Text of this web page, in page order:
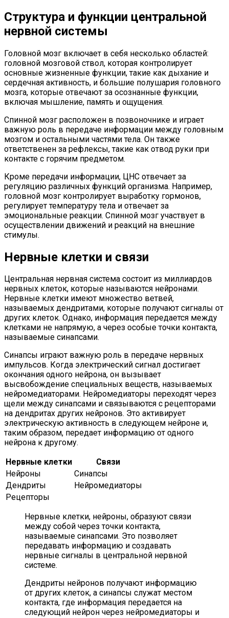
Структура и функции центральной
нервной системы
Головной мозг включает в себя несколько областей:
головной мозговой ствол, которая контролирует
основные жизненные функции, такие как дыхание и
сердечная активность, и большие полушария головного
мозга, которые отвечают за осознанные функции,
включая мышление, память и ощущения.
Спинной мозг расположен в позвоночнике и играет
важную роль в передаче информации между головным
мозгом и остальными частями тела. Он также
ответственен за рефлексы, такие как отвод руки при
контакте с горячим предметом.
Кроме передачи информации, ЦНС отвечает за
регуляцию различных функций организма. Например,
головной мозг контролирует выработку гормонов,
регулирует температуру тела и отвечает за
эмоциональные реакции. Спинной мозг участвует в
осуществлении движений и реакций на внешние
стимулы.
Нервные клетки и связи
Центральная нервная система состоит из миллиардов
нервных клеток, которые называются нейронами.
Нервные клетки имеют множество ветвей,
называемых дендритами, которые получают сигналы от
других клеток. Однако, информация передается между
клетками не напрямую, а через особые точки контакта,
называемые синапсами.
Синапсы играют важную роль в передаче нервных
импульсов. Когда электрический сигнал достигает
окончания одного нейрона, он вызывает
высвобождение специальных веществ, называемых
нейромедиаторами. Нейромедиаторы переходят через
щели между синапсами и связываются с рецепторами
на дендритах других нейронов. Это активирует
электрическую активность в следующем нейроне и,
таким образом, передает информацию от одного
нейрона к другому.
Нервные клетки
Связи
Нейроны
Синапсы
Дендриты
Нейромедиаторы
Рецепторы
Нервные клетки, нейроны, образуют связи
между собой через точки контакта,
называемые синапсами. Это позволяет
передавать информацию и создавать
нервные сигналы в центральной нервной
системе.
Дендриты нейронов получают информацию
от других клеток, а синапсы служат местом
контакта, где информация передается на
следующий нейрон через нейромедиаторы и